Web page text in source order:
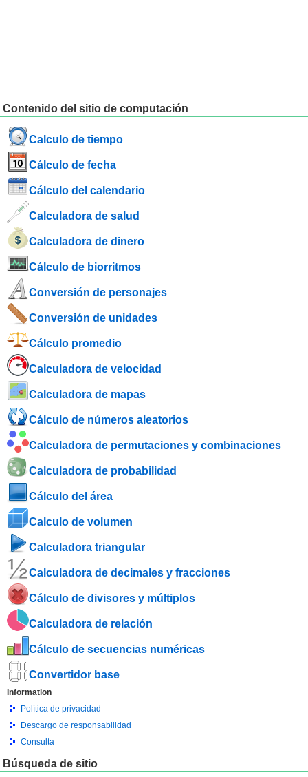
Contenido del sitio de computación
Calculo de tiempo
Cálculo de fecha
Cálculo del calendario
Calculadora de salud
Calculadora de dinero
Cálculo de biorritmos
Conversión de personajes
Conversión de unidades
Cálculo promedio
Calculadora de velocidad
Calculadora de mapas
Cálculo de números aleatorios
Calculadora de permutaciones y combinaciones
Calculadora de probabilidad
Cálculo del área
Calculo de volumen
Calculadora triangular
Calculadora de decimales y fracciones
Cálculo de divisores y múltiplos
Calculadora de relación
Cálculo de secuencias numéricas
Convertidor base
Information
Política de privacidad
Descargo de responsabilidad
Consulta
Búsqueda de sitio